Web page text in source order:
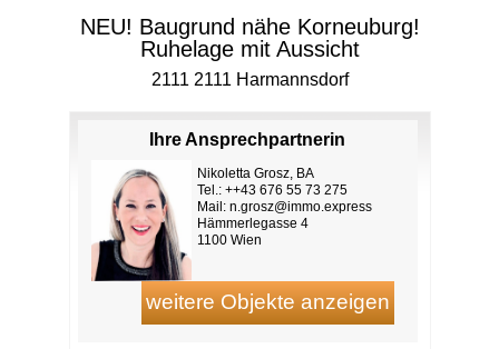
NEU! Baugrund nähe Korneuburg!
Ruhelage mit Aussicht
2111 2111 Harmannsdorf
Ihre Ansprechpartnerin
Nikoletta Grosz, BA
Tel.: ++43 676 55 73 275
Mail: n.grosz@immo.express
Hämmerlegasse 4
1100 Wien